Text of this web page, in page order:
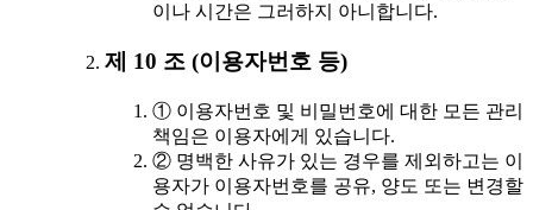
이나 시간은 그러하지 아니합니다.
제 10 조 (이용자번호 등)
① 이용자번호 및 비밀번호에 대한 모든 관리
책임은 이용자에게 있습니다.
② 명백한 사유가 있는 경우를 제외하고는 이
용자가 이용자번호를 공유, 양도 또는 변경할